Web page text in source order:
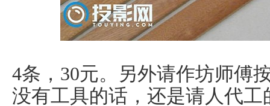
4条，30元。另外请作坊师傅
没有工具的话，还是请人代